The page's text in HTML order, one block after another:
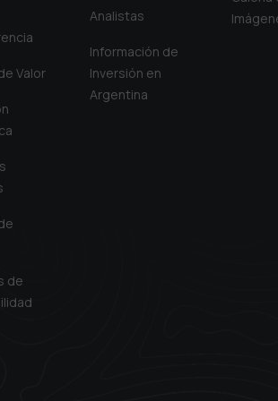
Valor
de
Analistas
Información de
Inversión en
Argentina